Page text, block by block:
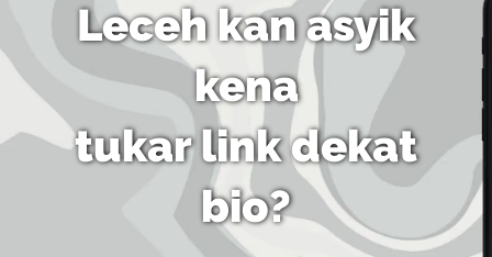
Leceh kan asyik
kena
tukar link dekat
bio?